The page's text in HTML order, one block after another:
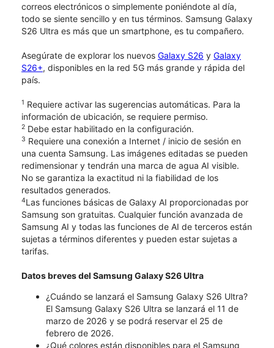
correos electrónicos o simplemente poniéndote al día,
todo se siente sencillo y en tus términos. Samsung Galaxy
S26 Ultra es más que un smartphone, es tu compañero.
Asegúrate de explorar los nuevos Galaxy S26 y Galaxy
S26+, disponibles en la red 5G más grande y rápida del
país.
1 Requiere activar las sugerencias automáticas. Para la
información de ubicación, se requiere permiso.
2 Debe estar habilitado en la configuración.
3 Requiere una conexión a Internet / inicio de sesión en
una cuenta Samsung. Las imágenes editadas se pueden
redimensionar y tendrán una marca de agua AI visible.
No se garantiza la exactitud ni la fiabilidad de los
resultados generados.
4Las funciones básicas de Galaxy AI proporcionadas por
Samsung son gratuitas. Cualquier función avanzada de
Samsung AI y todas las funciones de AI de terceros están
sujetas a términos diferentes y pueden estar sujetas a
tarifas.
Datos breves del Samsung Galaxy S26 Ultra
¿Cuándo se lanzará el Samsung Galaxy S26 Ultra?
El Samsung Galaxy S26 Ultra se lanzará el 11 de
marzo de 2026 y se podrá reservar el 25 de
febrero de 2026.
¿Qué colores están disponibles para el Samsung